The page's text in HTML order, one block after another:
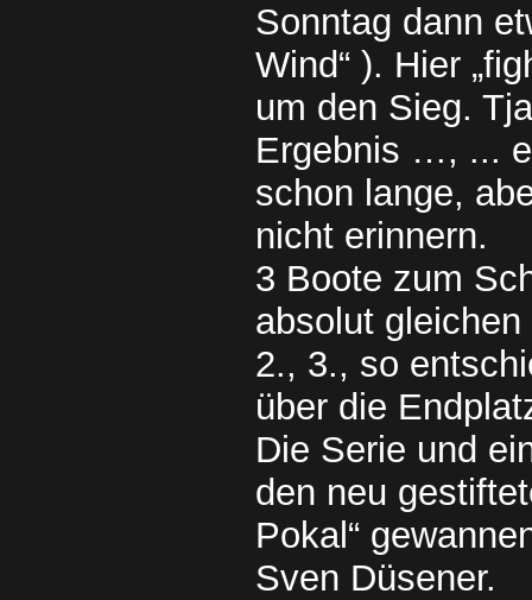
Sonntag dann
Wind“ ). Hier
um den Sieg.
Ergebnis …, ...
schon lange,
nicht erinnern.
3 Boote zum
absolut
2., 3., so
über die
Die Serie und
den neu
Pokal“
Sven Düsener.